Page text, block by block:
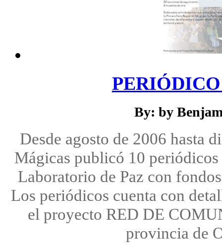
By: by
Desde agosto de 2006 hasta
Mágicas publicó 10
Laboratorio de Paz con
Los periódicos cuenta con
el proyecto RED DE
provincia de